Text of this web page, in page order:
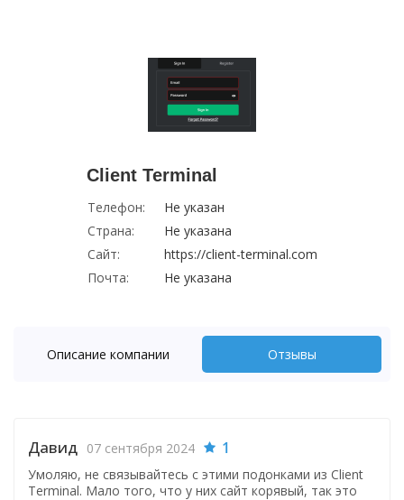
Client Terminal
Телефон:
Не указан
Страна:
Не указана
Сайт:
https://client-terminal.com
Почта:
Не указана
Описание компании Отзывы
Давид 07 сентября 2024 1
Умоляю, не связывайтесь с этими подонками из Client
Terminal. Мало того, что у них сайт корявый, так это